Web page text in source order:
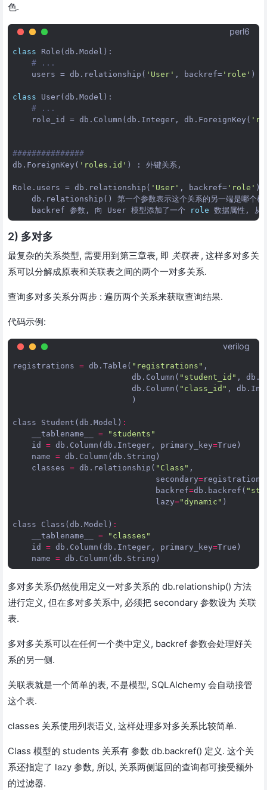
色.
perl6
class Role (db . Model ):
# ...
users = db . relationship ( 'User' , backref= 'role' )
class User(db . Model ):
# ...
role_id
= db . Column (db . Integer , db . ForeignKey (
###############
db . ForeignKey ( 'roles.id' ) : 外键关系 ,
Role . users = db . relationship ( 'User' , backref= 'role' )
db . relationship () 第一个参数表示这个关系的另一端是哪个模
backref 参数 , 向 User 模型添加了一个 role 数据属性 , 从
2) 多对多
最复杂的关系类型, 需要用到第三章表, 即 关联表, 这样多对多关
系可以分解成原表和关联表之间的两个一对多关系.
查询多对多关系分两步 : 遍历两个关系来获取查询结果.
代码示例:
verilog
registrations = db . Table ( "registrations" ,
db . Column ( "student_id" , db .
db . Column ( "class_id" , db .
)
class Student ( db . Model ) :
__tablename__
=
"students"
id
= db . Column ( db . Integer , primary_key=True )
name = db . Column ( db . String )
classes = db . relationship ( "Class" ,
secondary=registrations
backref=db . backref (
lazy="dynamic" )
class Class ( db . Model ) :
__tablename__
=
"classes"
id
= db . Column ( db . Integer , primary_key=True )
name = db . Column ( db . String )
多对多关系仍然使用定义一对多关系的 db.relationship() 方法
进行定义, 但在多对多关系中, 必须把 secondary 参数设为 关联
表.
多对多关系可以在任何一个类中定义, backref 参数会处理好关
系的另一侧.
关联表就是一个简单的表, 不是模型, SQLAlchemy 会自动接管
这个表.
classes 关系使用列表语义, 这样处理多对多关系比较简单.
Class 模型的 students 关系有 参数 db.backref() 定义. 这个关
系还指定了 lazy 参数, 所以, 关系两侧返回的查询都可接受额外
的过滤器.